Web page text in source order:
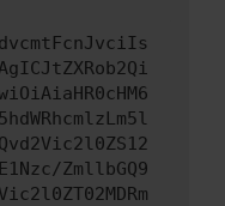
ZmllbGQ9